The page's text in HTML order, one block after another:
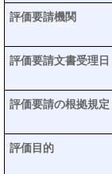
評価要請機関
評価要請文書受理日
評価要請の根拠規定
評価目的